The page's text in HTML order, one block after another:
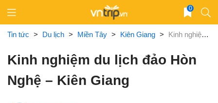
content
0
Tin tức > Du lịch > Miền Tây > Kiên Giang > Kinh nghiệm du lịch đảo Hòn Nghệ – Kiên Giang
Kinh nghiệm du lịch đảo Hòn
Nghệ – Kiên Giang